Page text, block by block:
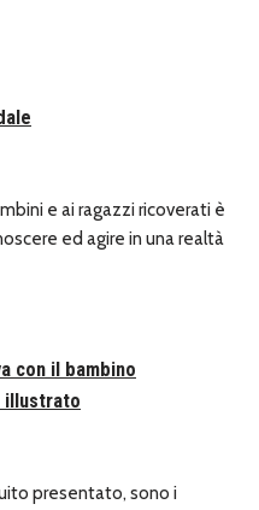
e ai ragazzi ricoverati è
ed agire in una realtà
con il bambino
illustrato
presentato, sono i